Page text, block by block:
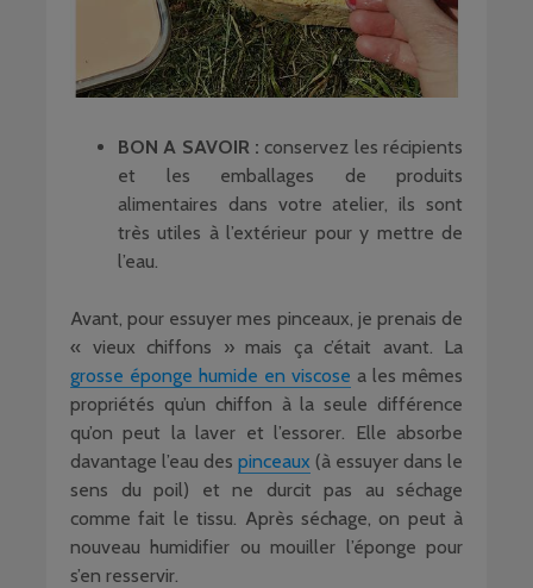
BON A SAVOIR : conservez les récipients
et les emballages de produits
alimentaires dans votre atelier, ils sont
très utiles à l’extérieur pour y mettre de
l’eau.
Avant, pour essuyer mes pinceaux, je prenais de
« vieux chiffons » mais ça c’était avant. La
grosse éponge humide en viscose a les mêmes
propriétés qu’un chiffon à la seule différence
qu’on peut la laver et l’essorer. Elle absorbe
davantage l’eau des pinceaux (à essuyer dans le
sens du poil) et ne durcit pas au séchage
comme fait le tissu. Après séchage, on peut à
nouveau humidifier ou mouiller l’éponge pour
s’en resservir.